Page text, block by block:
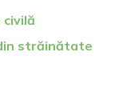
străinătate